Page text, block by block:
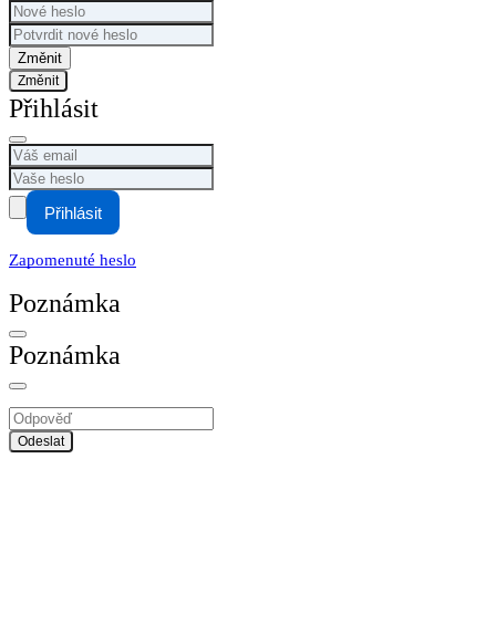
Změnit
Přihlásit
Přihlásit
Zapomenuté heslo
Poznámka
Poznámka
Odeslat